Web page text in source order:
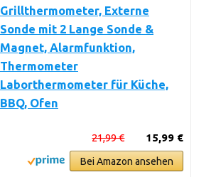
Grillthermometer, Externe
Sonde mit 2 Lange Sonde &
Magnet, Alarmfunktion,
Thermometer
Laborthermometer für Küche,
BBQ, Ofen
15,99 €
21,99 €
Bei Amazon ansehen